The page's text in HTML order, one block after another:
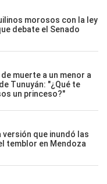
morosos con la ley
debate el Senado
muerte a un menor a
Tunuyán: "¿Qué te
un princeso?"
versión que inundó las
temblor en Mendoza